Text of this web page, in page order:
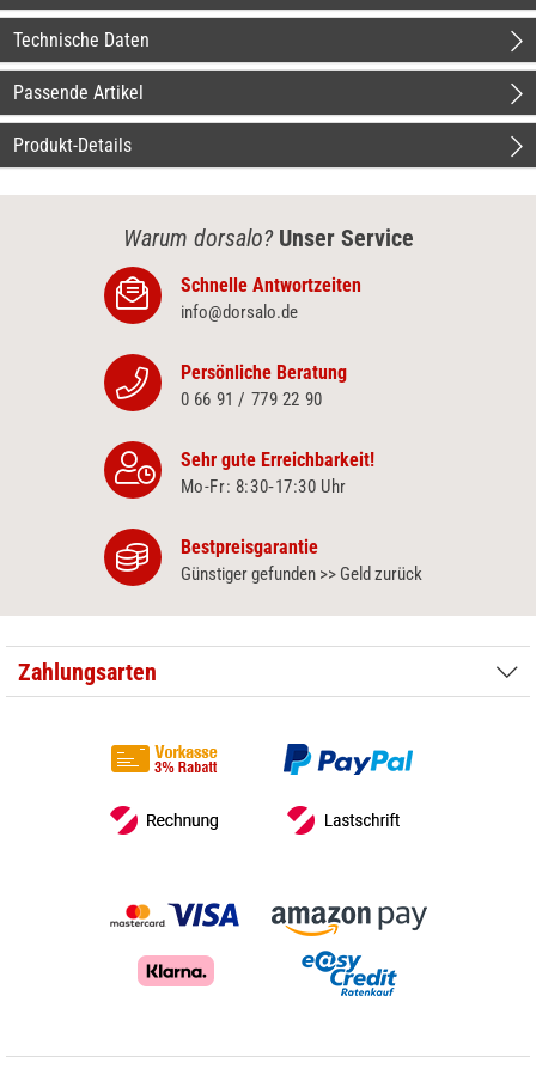
Technische Daten
Passende Artikel
Produkt-Details
Warum dorsalo? Unser Service
Schnelle Antwortzeiten
info@dorsalo.de
Persönliche Beratung
0 66 91 / 779 22 90
Sehr gute Erreichbarkeit!
Mo-Fr: 8:30‑17:30 Uhr
Bestpreisgarantie
Günstiger gefunden >> Geld zurück
Zahlungsarten